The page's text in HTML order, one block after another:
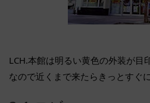
LCH.本館は明るい黄色の外装が目
なので近くまで来たらきっとすぐ